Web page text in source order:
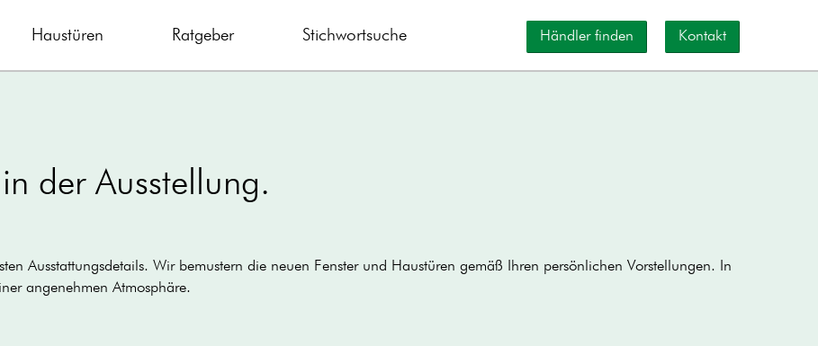
Haustüren Ratgeber Stichwortsuche Händler finden Kontakt
der Ausstellung.
Ausstattungsdetails. Wir bemustern die neuen Fenster und Haustüren gemäß Ihren persönlichen Vorstellungen. In
angenehmen Atmosphäre.